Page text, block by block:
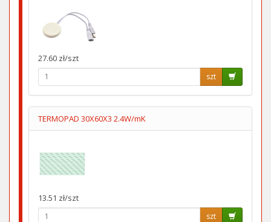
27.60 zł/szt
szt
TERMOPAD 30X60X3 2.4W/mK
13.51 zł/szt
szt